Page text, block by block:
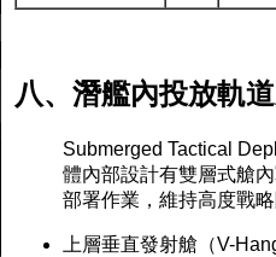
八、潛艦內投放軌
Submerged Tactical
體內部設計有雙層式艙
部署作業，維持高度戰
上層垂直發射艙（V-